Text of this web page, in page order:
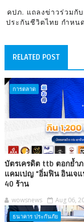
คปภ. แถลงข่าวร่วมกั
ประกันชีวิตไทย กำหน
RELATED POST
การตลาด
บัตรเครดิต ttb ตอกย้ำภ
แคมเปญ “อิ่มฟิน อินเจ
40 ร้าน
wowsnews Aug 06,
ธนาคาร ประกันภัย